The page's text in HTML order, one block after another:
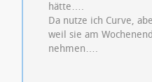
hätte….
Da nutze ich Curve,
weil sie am
nehmen….